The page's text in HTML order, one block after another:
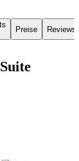
Preise Reviews